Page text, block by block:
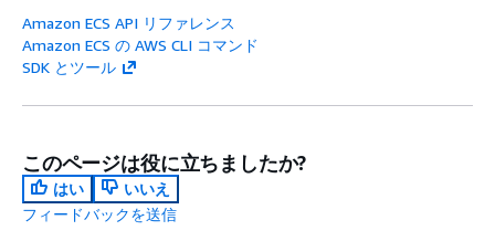
Amazon ECS API リファレンス
Amazon ECS の AWS CLI コマンド
SDK とツール
このページは役に立ちましたか?
はい
いいえ
フィードバックを送信